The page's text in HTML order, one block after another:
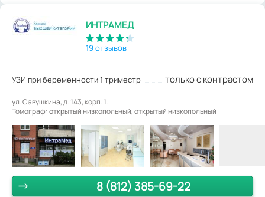
ИНТРАМЕД
19 отзывов
УЗИ при беременности 1 триместр только с контрастом
ул. Савушкина, д. 143, корп. 1.
Томограф: открытый низкопольный, открытый низкопольный
8 (812) 385-69-22